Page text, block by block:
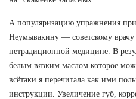
А популяризацию упражнения
Неумывакину — советскому
нетрадиционной медицине. В
белым вязким маслом которое
всётаки я перечитала как ими
инструкции. Увеличение губ,